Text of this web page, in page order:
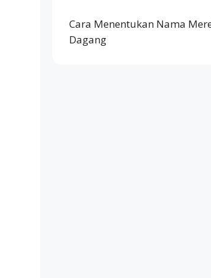
Cara Menentukan Nama
Dagang